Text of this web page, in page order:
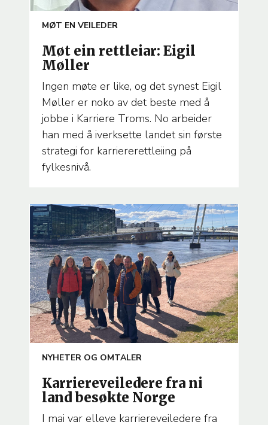
ARTICLE
MØT EN VEILEDER
Møt ein rettleiar: Eigil
Møller
Ingen møte er like, og det synest Eigil
Møller er noko av det beste med å
jobbe i Karriere Troms. No arbeider
han med å iverksette landet sin første
strategi for karriererettleiing på
fylkesnivå.
ARTICLE
NYHETER OG OMTALER
Karriereveiledere fra ni
land besøkte Norge
I mai var elleve karriereveiledere fra